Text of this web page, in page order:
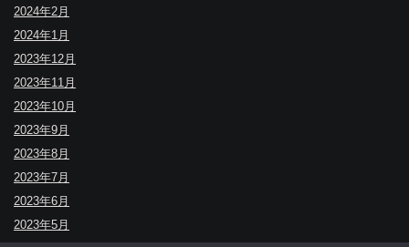
2024年2月
2024年1月
2023年12月
2023年11月
2023年10月
2023年9月
2023年8月
2023年7月
2023年6月
2023年5月